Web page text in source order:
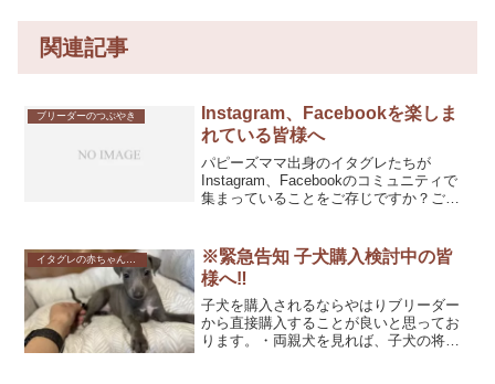
関連記事
ブリーダーのつぶやき
Instagram、Facebookを楽しま
れている皆様へ
パピーズママ出身のイタグレたちが
Instagram、Facebookのコミュニティで
集まっていることをご存じですか？ご挨
ングレーハウンドの血統にこだわりを持
っています。...
※緊急告知 子犬購入検討中の皆
様へ‼️
子犬を購入されるならやはりブリーダー
から直接購入することが良いと思ってお
ります。・両親犬を見れば、子犬の将来